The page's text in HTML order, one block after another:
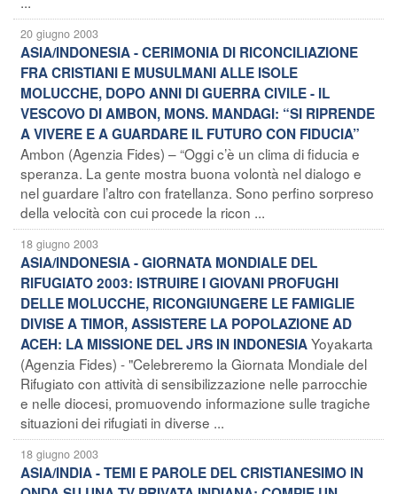
20 giugno 2003
ASIA/INDONESIA - CERIMONIA DI RICONCILIAZIONE
FRA CRISTIANI E MUSULMANI ALLE ISOLE
MOLUCCHE, DOPO ANNI DI GUERRA CIVILE - IL
VESCOVO DI AMBON, MONS. MANDAGI: “SI RIPRENDE
A VIVERE E A GUARDARE IL FUTURO CON FIDUCIA”
Ambon (Agenzia Fides) – “Oggi c’è un clima di fiducia e
speranza. La gente mostra buona volontà nel dialogo e
nel guardare l’altro con fratellanza. Sono perfino sorpreso
della velocità con cui procede la ricon ...
18 giugno 2003
ASIA/INDONESIA - GIORNATA MONDIALE DEL
RIFUGIATO 2003: ISTRUIRE I GIOVANI PROFUGHI
DELLE MOLUCCHE, RICONGIUNGERE LE FAMIGLIE
DIVISE A TIMOR, ASSISTERE LA POPOLAZIONE AD
ACEH: LA MISSIONE DEL JRS IN INDONESIAYoyakarta
(Agenzia Fides) - "Celebreremo la Giornata Mondiale del
Rifugiato con attività di sensibilizzazione nelle parrocchie
e nelle diocesi, promuovendo informazione sulle tragiche
situazioni dei rifugiati in diverse ...
18 giugno 2003
ASIA/INDIA - TEMI E PAROLE DEL CRISTIANESIMO IN